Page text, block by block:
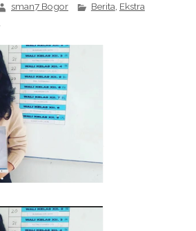
sman7 Bogor Berita, Ekstra